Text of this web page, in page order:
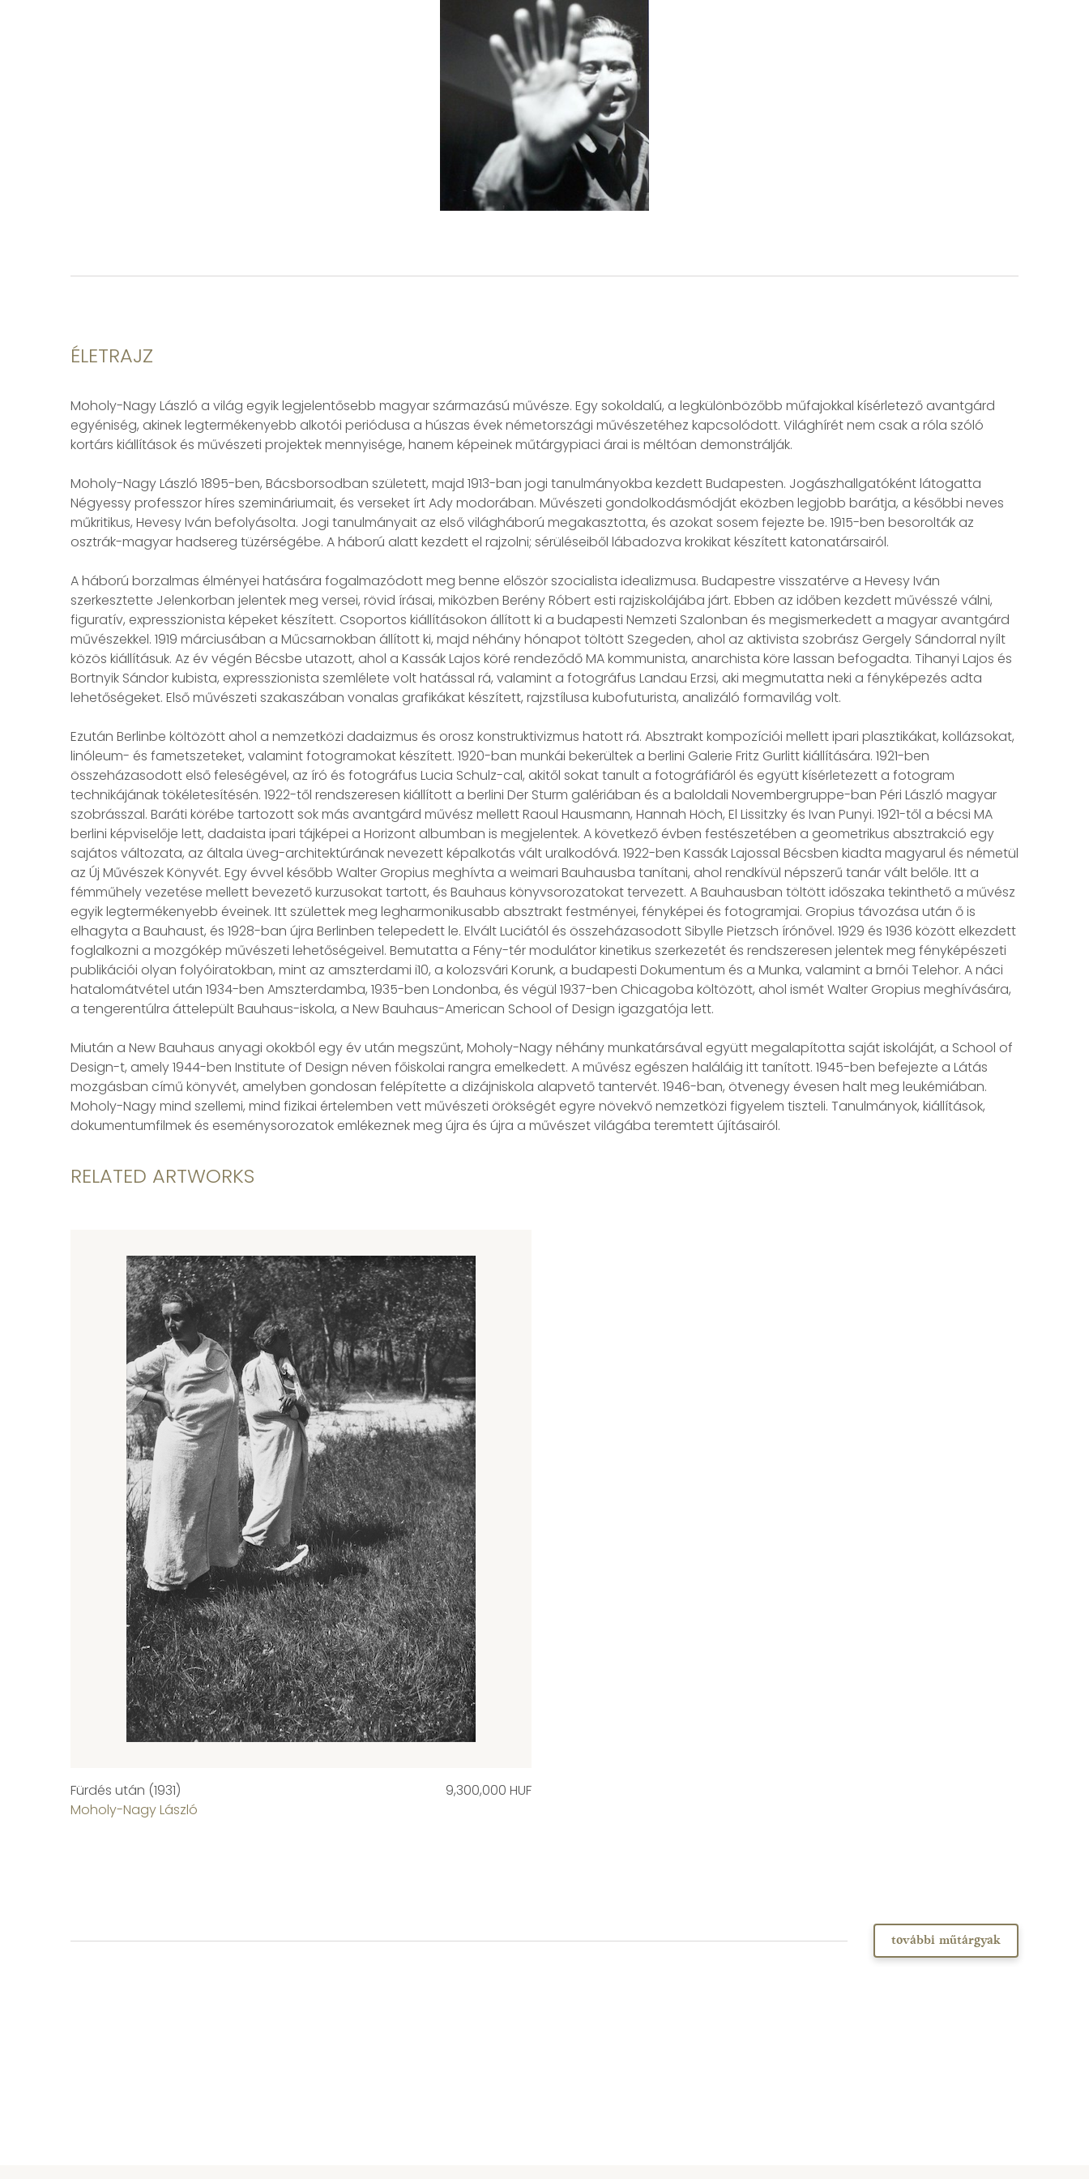
ÉLETRAJZ
Moholy-Nagy László a világ egyik legjelentősebb magyar származású művésze. Egy sokoldalú, a legkülönbözőbb műfajokkal kísérletező avantgárd
egyéniség, akinek legtermékenyebb alkotói periódusa a húszas évek németországi művészetéhez kapcsolódott. Világhírét nem csak a róla szóló
kortárs kiállítások és művészeti projektek mennyisége, hanem képeinek műtárgypiaci árai is méltóan demonstrálják.
Moholy-Nagy László 1895-ben, Bácsborsodban született, majd 1913-ban jogi tanulmányokba kezdett Budapesten. Jogászhallgatóként látogatta
Négyessy professzor híres szemináriumait, és verseket írt Ady modorában. Művészeti gondolkodásmódját eközben legjobb barátja, a későbbi neves
műkritikus, Hevesy Iván befolyásolta. Jogi tanulmányait az első világháború megakasztotta, és azokat sosem fejezte be. 1915-ben besorolták az
osztrák-magyar hadsereg tüzérségébe. A háború alatt kezdett el rajzolni; sérüléseiből lábadozva krokikat készített katonatársairól.
A háború borzalmas élményei hatására fogalmazódott meg benne először szocialista idealizmusa. Budapestre visszatérve a Hevesy Iván
szerkesztette Jelenkorban jelentek meg versei, rövid írásai, miközben Berény Róbert esti rajziskolájába járt. Ebben az időben kezdett művésszé válni,
figuratív, expresszionista képeket készített. Csoportos kiállításokon állított ki a budapesti Nemzeti Szalonban és megismerkedett a magyar avantgárd
művészekkel. 1919 márciusában a Műcsarnokban állított ki, majd néhány hónapot töltött Szegeden, ahol az aktivista szobrász Gergely Sándorral nyílt
közös kiállításuk. Az év végén Bécsbe utazott, ahol a Kassák Lajos köré rendeződő MA kommunista, anarchista köre lassan befogadta. Tihanyi Lajos és
Bortnyik Sándor kubista, expresszionista szemlélete volt hatással rá, valamint a fotográfus Landau Erzsi, aki megmutatta neki a fényképezés adta
lehetőségeket. Első művészeti szakaszában vonalas grafikákat készített, rajzstílusa kubofuturista, analizáló formavilág volt.
Ezután Berlinbe költözött ahol a nemzetközi dadaizmus és orosz konstruktivizmus hatott rá. Absztrakt kompozíciói mellett ipari plasztikákat, kollázsokat,
linóleum- és fametszeteket, valamint fotogramokat készített. 1920-ban munkái bekerültek a berlini Galerie Fritz Gurlitt kiállítására. 1921-ben
összeházasodott első feleségével, az író és fotográfus Lucia Schulz-cal, akitől sokat tanult a fotográfiáról és együtt kísérletezett a fotogram
technikájának tökéletesítésén. 1922-től rendszeresen kiállított a berlini Der Sturm galériában és a baloldali Novembergruppe-ban Péri László magyar
szobrásszal. Baráti körébe tartozott sok más avantgárd művész mellett Raoul Hausmann, Hannah Höch, El Lissitzky és Ivan Punyi. 1921-től a bécsi MA
berlini képviselője lett, dadaista ipari tájképei a Horizont albumban is megjelentek. A következő évben festészetében a geometrikus absztrakció egy
sajátos változata, az általa üveg-architektúrának nevezett képalkotás vált uralkodóvá. 1922-ben Kassák Lajossal Bécsben kiadta magyarul és németül
az Új Művészek Könyvét. Egy évvel később Walter Gropius meghívta a weimari Bauhausba tanítani, ahol rendkívül népszerű tanár vált belőle. Itt a
fémműhely vezetése mellett bevezető kurzusokat tartott, és Bauhaus könyvsorozatokat tervezett. A Bauhausban töltött időszaka tekinthető a művész
egyik legtermékenyebb éveinek. Itt születtek meg legharmonikusabb absztrakt festményei, fényképei és fotogramjai. Gropius távozása után ő is
elhagyta a Bauhaust, és 1928-ban újra Berlinben telepedett le. Elvált Luciától és összeházasodott Sibylle Pietzsch írónővel. 1929 és 1936 között elkezdett
foglalkozni a mozgókép művészeti lehetőségeivel. Bemutatta a Fény-tér modulátor kinetikus szerkezetét és rendszeresen jelentek meg fényképészeti
publikációi olyan folyóiratokban, mint az amszterdami i10, a kolozsvári Korunk, a budapesti Dokumentum és a Munka, valamint a brnói Telehor. A náci
hatalomátvétel után 1934-ben Amszterdamba, 1935-ben Londonba, és végül 1937-ben Chicagoba költözött, ahol ismét Walter Gropius meghívására,
a tengerentúlra áttelepült Bauhaus-iskola, a New Bauhaus-American School of Design igazgatója lett.
Miután a New Bauhaus anyagi okokból egy év után megszűnt, Moholy-Nagy néhány munkatársával együtt megalapította saját iskoláját, a School of
Design-t, amely 1944-ben Institute of Design néven főiskolai rangra emelkedett. A művész egészen haláláig itt tanított. 1945-ben befejezte a Látás
mozgásban című könyvét, amelyben gondosan felépítette a dizájniskola alapvető tantervét. 1946-ban, ötvenegy évesen halt meg leukémiában.
Moholy-Nagy mind szellemi, mind fizikai értelemben vett művészeti örökségét egyre növekvő nemzetközi figyelem tiszteli. Tanulmányok, kiállítások,
dokumentumfilmek és eseménysorozatok emlékeznek meg újra és újra a művészet világába teremtett újításairól.
RELATED ARTWORKS
Fürdés után (1931)
Moholy-Nagy László
9,300,000 HUF
további műtárgyak